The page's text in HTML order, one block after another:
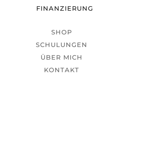
FINANZIERUNG
SHOP
SCHULUNGEN
ÜBER MICH
KONTAKT